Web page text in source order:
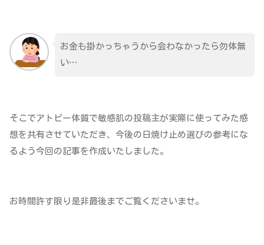
お金も掛かっちゃうから会わなかったら勿体無
い…
そこでアトピー体質で敏感肌の投稿主が実際に使ってみた感
想を共有させていただき、今後の日焼け止め選びの参考にな
るよう今回の記事を作成いたしました。
お時間許す限り是非最後までご覧くださいませ。